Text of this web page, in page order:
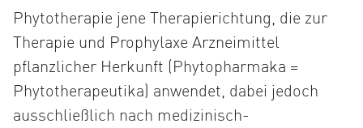
Phytotherapie jene Therapierichtung, die zur
Therapie und Prophylaxe Arzneimittel
pflanzlicher Herkunft (Phytopharmaka =
Phytotherapeutika) anwendet, dabei jedoch
ausschließlich nach medizinisch-